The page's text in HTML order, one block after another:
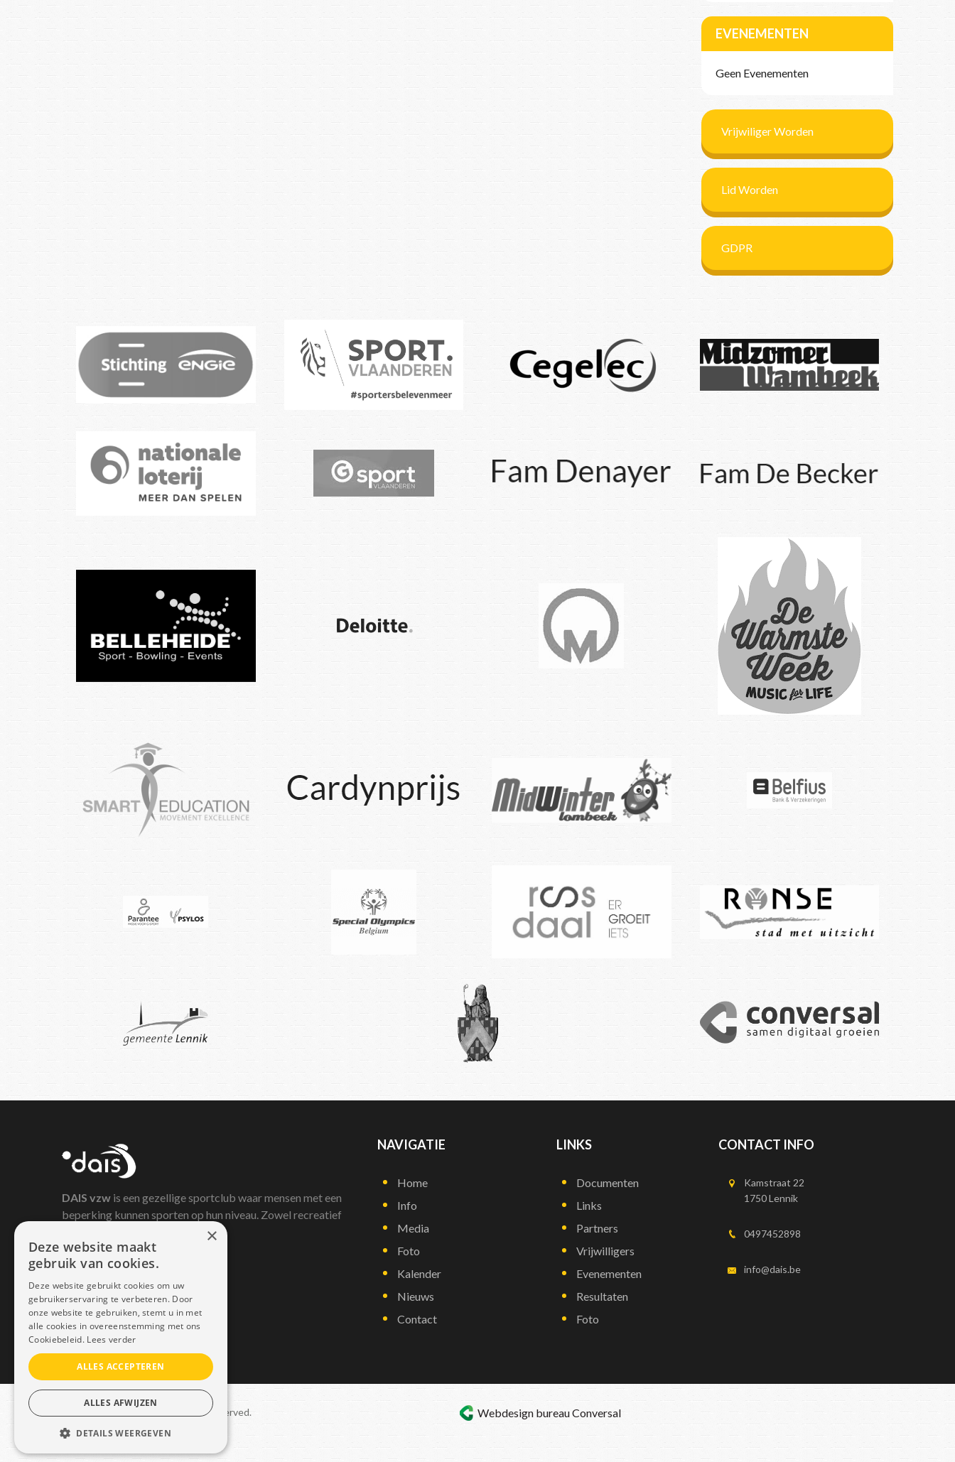
EVENEMENTEN
Geen Evenementen
Vrijwiliger Worden
Lid Worden
GDPR
DAIS vzw is een gezellige sportclub waar mensen met een
beperking kunnen sporten op hun niveau. Zowel recreatief
NAVIGATIE
Home
Info
Media
Foto
Kalender
Nieuws
Contact
LINKS
Documenten
Links
Partners
Vrijwilligers
Evenementen
Resultaten
Foto
CONTACT INFO
Kamstraat 22
1750 Lennik
0497452898
info@dais.be
Copyright © 2021 Dais. All rights reserved.
Sitemap–GDPR
Webdesign bureauConversal
×
Deze website maakt
gebruik van cookies.
Deze website gebruikt cookies om uw
gebruikerservaring te verbeteren. Door
onze website te gebruiken, stemt u in met
alle cookies in overeenstemming met ons
Cookiebeleid. Lees verder
ALLES ACCEPTEREN
ALLES AFWIJZEN
DETAILS WEERGEVEN
STRIKT NOODZAKELIJK